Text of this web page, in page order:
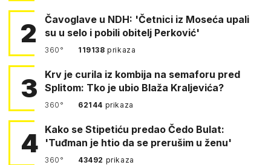
2
Čavoglave u NDH: 'Četnici iz Moseća upali
su u selo i pobili obitelj Perković'
360° 119138prikaza
3
Krv je curila iz kombija na semaforu pred
Splitom: Tko je ubio Blaža Kraljevića?
360° 62144 prikaza
4 Kako se Stipetiću predao Čedo Bulat:
'Tuđman je htio da se prerušim u ženu'
360° 43492 prikaza